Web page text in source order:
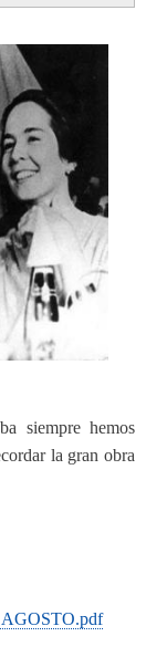
siempre hemos
la gran obra